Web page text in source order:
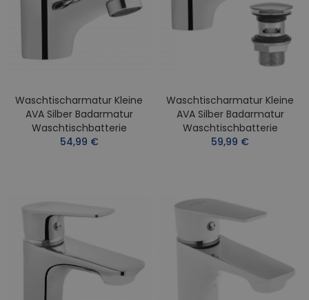
Waschtischarmatur Kleine
AVA Silber Badarmatur
Waschtischbatterie
54,99 €
Waschtischarmatur Kleine
AVA Silber Badarmatur
Waschtischbatterie
59,99 €